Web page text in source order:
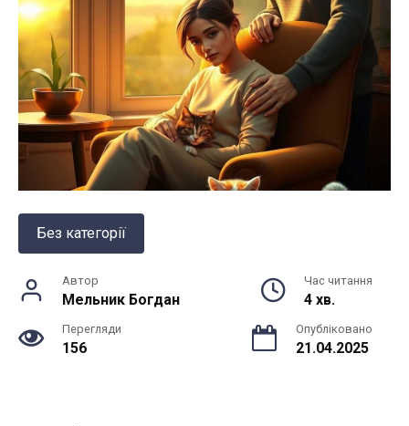
Без категорії
Автор
Мельник Богдан
Час читання
4 хв.
Перегляди
156
Опубліковано
21.04.2025